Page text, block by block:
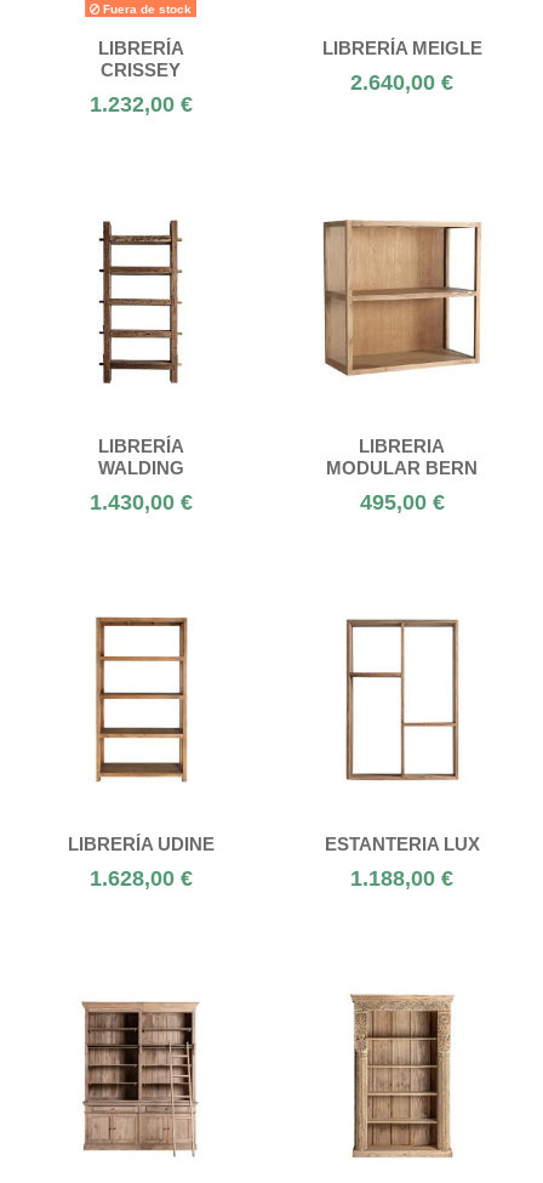
Fuera de stock
LIBRERÍA
CRISSEY
1.232,00 €
LIBRERÍA MEIGLE
2.640,00 €
LIBRERÍA
WALDING
1.430,00 €
LIBRERIA
MODULAR BERN
495,00 €
LIBRERÍA UDINE
1.628,00 €
ESTANTERIA LUX
1.188,00 €